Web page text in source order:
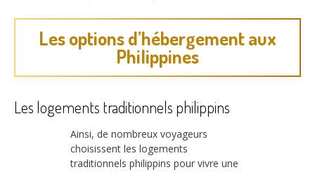
Les options d’hébergement aux
Philippines
Les logements traditionnels philippins
Ainsi, de nombreux voyageurs
choisissent les logements
traditionnels philippins pour vivre une